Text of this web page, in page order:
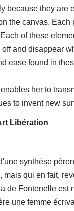
because they are
the canvas. Each
of these
and disappear
ease found in
her to
to invent new
Libération
synthèse
qui en fait,
de Fontenelle est
une femme